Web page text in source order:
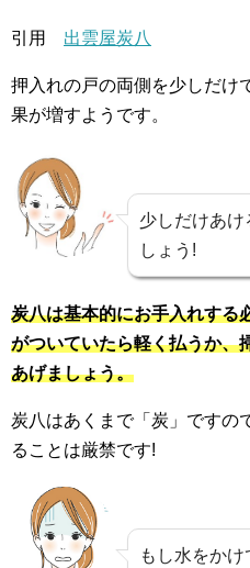
引用 出雲屋炭八
押入れの戸の両側を少しだけ
果が増すようです。
少しだけあけ
しょう!
炭八は基本的にお手入れする
がついていたら軽く払うか、
あげましょう。
炭八はあくまで「炭」ですの
ることは厳禁です!
もし水をか